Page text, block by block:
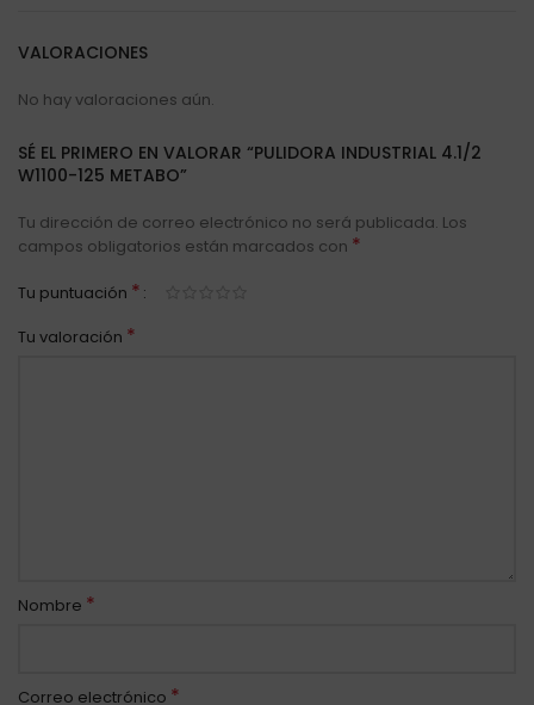
VALORACIONES
No hay valoraciones aún.
SÉ EL PRIMERO EN VALORAR “PULIDORA INDUSTRIAL 4.1/2
W1100-125 METABO”
Tu dirección de correo electrónico no será publicada. Los
campos obligatorios están marcados con *
Tu puntuación *
Tu valoración *
Nombre *
Correo electrónico *